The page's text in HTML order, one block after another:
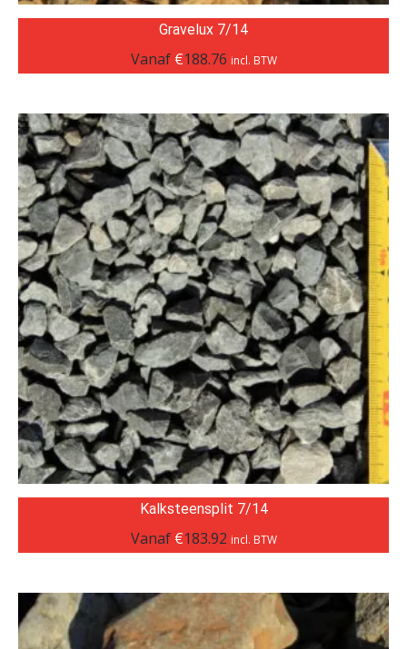
Gravelux 7/14
Vanaf €188.76 incl. BTW
Kalksteensplit 7/14
Vanaf €183.92 incl. BTW